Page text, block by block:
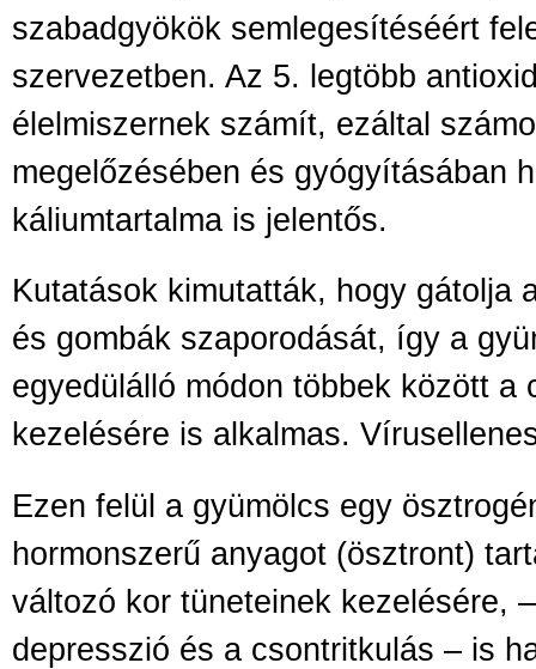
szabadgyökök semlegesítéséért
szervezetben. Az 5. legtöbb
élelmiszernek számít, ezáltal
megelőzésében és gyógyításában
káliumtartalma is jelentős.
Kutatások kimutatták, hogy gátolja
és gombák szaporodását, így a
egyedülálló módon többek között a
kezelésére is alkalmas.
Ezen felül a gyümölcs egy
hormonszerű anyagot (ösztront)
változó kor tüneteinek kezelésére, –
depresszió és a csontritkulás – is